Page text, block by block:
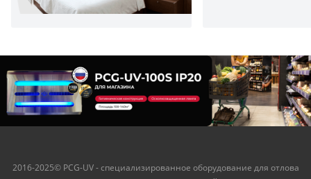
2016-2025© PCG-UV - специализированное оборудование для отлова